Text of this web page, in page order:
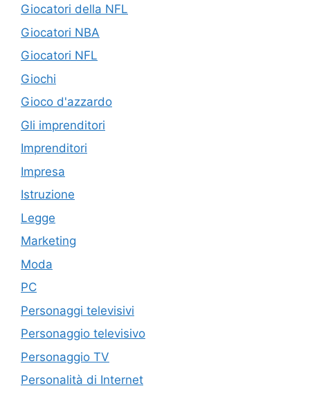
Giocatori della NFL
Giocatori NBA
Giocatori NFL
Giochi
Gioco d'azzardo
Gli imprenditori
Imprenditori
Impresa
Istruzione
Legge
Marketing
Moda
PC
Personaggi televisivi
Personaggio televisivo
Personaggio TV
Personalità di Internet